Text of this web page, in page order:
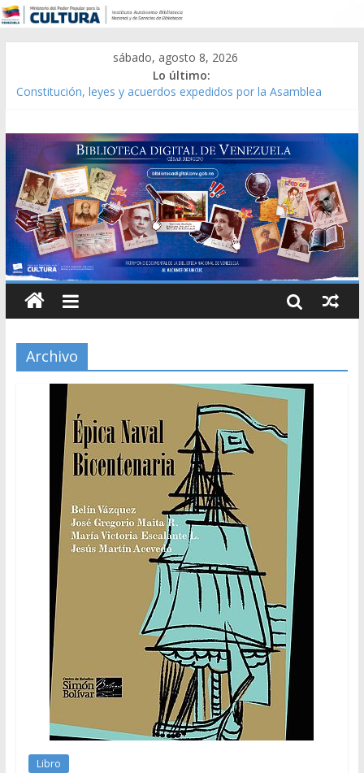
sábado, agosto 8, 2026
Lo último:
Constitución, leyes y acuerdos expedidos por la Asamblea
Modesta Bor Sánchez [material gráfico]
Gaceta Oficial de la República de Venezuela año CXXXIII Mes V,
Caracas 09 de marzo de 2006 N° 38.394
Catálogo temático de obras de Modesta Bor
Archivo
Libro